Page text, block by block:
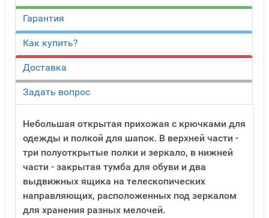
Гарантия
Как купить?
Доставка
Задать вопрос
Небольшая открытая прихожая с крючками для
одежды и полкой для шапок. В верхней части -
три полуоткрытые полки и зеркало, в нижней
части - закрытая тумба для обуви и два
выдвижных ящика на телескопических
направляющих, расположенных под зеркалом
для хранения разных мелочей.